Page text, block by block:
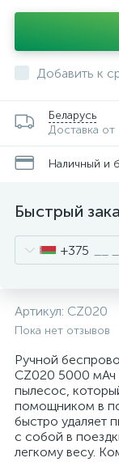
Добавить к
Беларусь
Доставка от
Наличный и
Быстрый
+375
Артикул: CZ020
Пока нет отзывов
Ручной
CZ020 5000 мАч
пылесос,
помощником в
быстро удаляет
с собой в
легкому весу.